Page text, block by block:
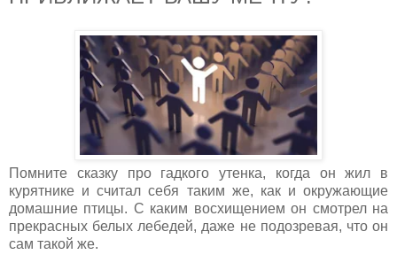
Помните сказку про гадкого утенка, когда он жил в
курятнике и считал себя таким же, как и окружающие
домашние птицы. С каким восхищением он смотрел на
прекрасных белых лебедей, даже не подозревая, что он
сам такой же.